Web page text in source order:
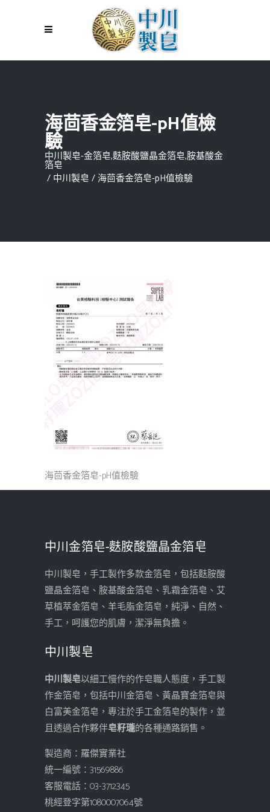
海茴香金箔皂-pH值檢
驗
中川製皂-金箔皂,麩胺酸鹽晶金箔皂,胺基酸金
箔皂
/ 中川製皂 / 海茴香金箔皂-pH值檢驗
海茴香金箔皂-pH值檢驗
中川金箔皂-麩胺酸鹽晶金箔皂
中川製皂，手工製作多款金箔皂，包括麩胺酸
鹽晶金箔皂、胺基酸金箔皂、乳霜金箔皂、艾
草植萃金箔皂、羊毛脂金箔皂，純淨、自然、
手工，呵護您的肌膚，潔淨無負擔。
中川製皂
中川製皂以細工慢作的作皂職人態度，手工製
作金箔皂，包括中川金箔皂、黃晶寶金箔皂與
白富美金箔皂，專注於手工金箔皂的製作，並
且透過合作夥伴皂籽瓏的各種通路銷售。
製造商：羅傑實業社
統一編號：31569886
客服電話：03-3712345
桃經登字第1080007064號